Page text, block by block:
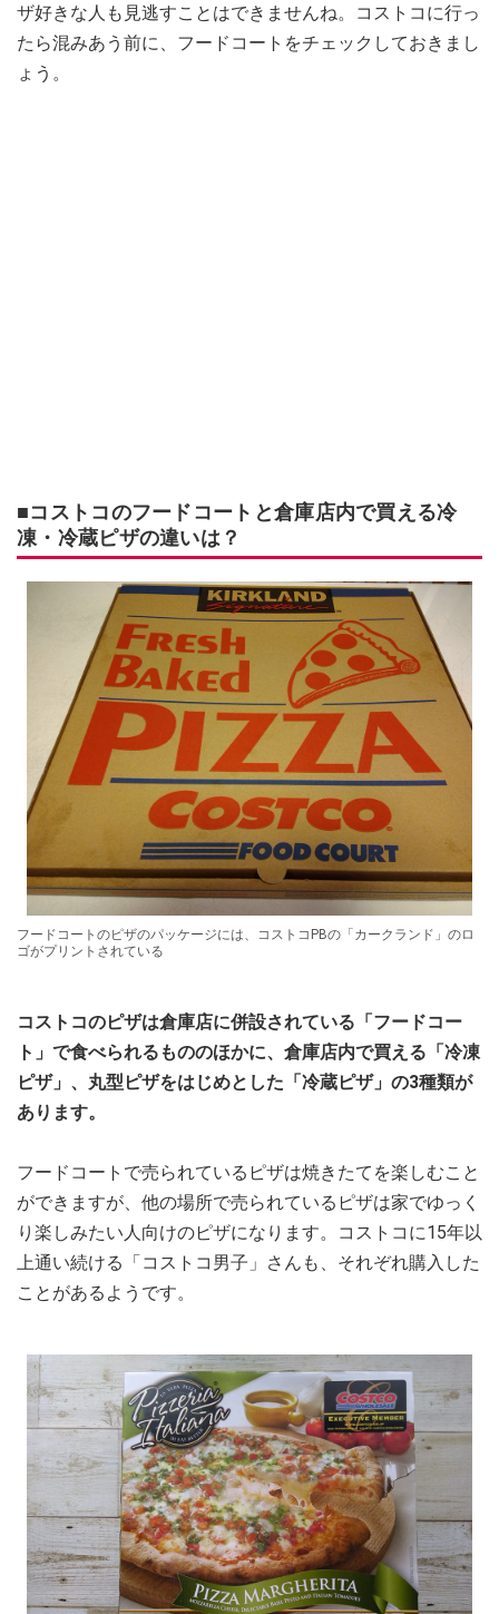
ザ好きな人も見逃すことはできませんね。コストコに行っ
たら混みあう前に、フードコートをチェックしておきまし
ょう。
■コストコのフードコートと倉庫店内で買える冷
凍・冷蔵ピザの違いは？
フードコートのピザのパッケージには、コストコPBの「カークランド」のロ
ゴがプリントされている
コストコのピザは倉庫店に併設されている「フードコー
ト」で食べられるもののほかに、倉庫店内で買える「冷凍
ピザ」、丸型ピザをはじめとした「冷蔵ピザ」の3種類が
あります。
フードコートで売られているピザは焼きたてを楽しむこと
ができますが、他の場所で売られているピザは家でゆっく
り楽しみたい人向けのピザになります。コストコに15年以
上通い続ける「コストコ男子」さんも、それぞれ購入した
ことがあるようです。